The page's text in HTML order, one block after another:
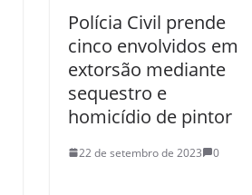
Polícia Civil prende
cinco envolvidos em
extorsão mediante
sequestro e
homicídio de pintor
22 de setembro de 2023 0